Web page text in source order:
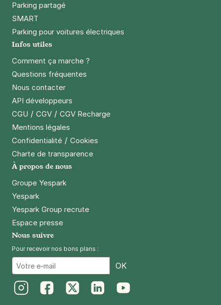
Parking partagé
SMART
Parking pour voitures électriques
Infos utiles
Comment ça marche ?
Questions fréquentes
Nous contacter
API développeurs
CGU / CGV / CGV Recharge
Mentions légales
Confidentialité / Cookies
Charte de transparence
À propos de nous
Groupe Yespark
Yespark
Yespark Group recrute
Espace presse
Nous suivre
Pour recevoir nos bons plans :
OK